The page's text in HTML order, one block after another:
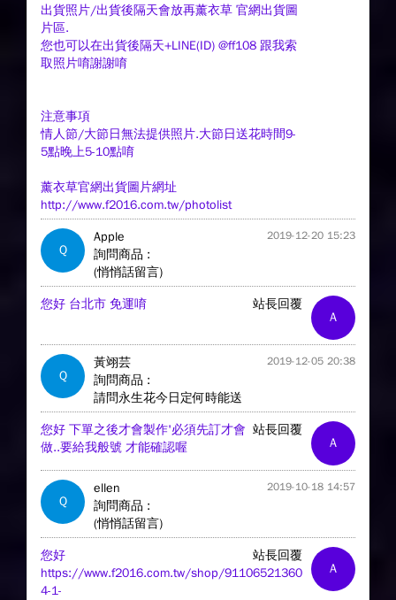
出貨照片/出貨後隔天會放再薰衣草 官網出貨圖
片區.
您也可以在出貨後隔天+LINE(ID) @ff108 跟我索
取照片唷謝謝唷
注意事項
情人節/大節日無法提供照片.大節日送花時間9-
5點晚上5-10點唷
薰衣草官網出貨圖片網址
http://www.f2016.com.tw/photolist
Q
Apple 2019-12-20 15:23
詢問商品 :
(悄悄話留言)
A
站長回覆
您好 台北市 免運唷
Q
黃翊芸 2019-12-05 20:38
詢問商品 :
請問永生花今日定何時能送
A
站長回覆
您好 下單之後才會製作'必須先訂才會
做..要給我般號 才能確認喔
Q
ellen 2019-10-18 14:57
詢問商品 :
(悄悄話留言)
A
站長回覆
您好
https://www.f2016.com.tw/shop/91106521360
4-1-